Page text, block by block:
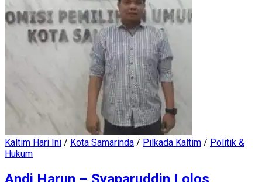
Kaltim Hari Ini / Kota Samarinda / Pilkada Kaltim / Politik &
Hukum